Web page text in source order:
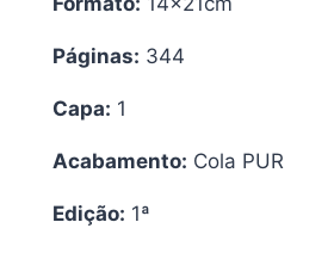
Páginas: 344
Capa: 1
Acabamento: Cola PUR
Edição: 1ª